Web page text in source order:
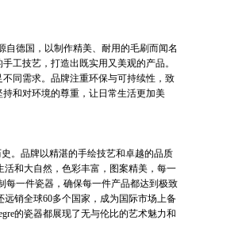
德国，以制作精美、耐用的毛刷而闻名
工技艺，打造出既实用又美观的产品。
同需求。品牌注重环保与可持续性，致
持和对环境的尊重，让日常生活更加美
。品牌以精湛的手绘技艺和卓越的品质
活和大自然，色彩丰富，图案精美，每一
每一件瓷器，确保每一件产品都达到极致
远销全球60多个国家，成为国际市场上备
的瓷器都展现了无与伦比的艺术魅力和